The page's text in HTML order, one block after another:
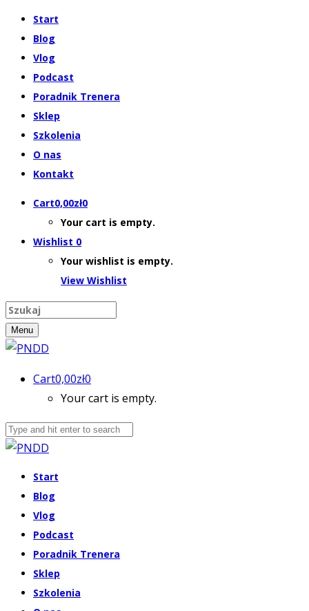
Start
Blog
Vlog
Podcast
Poradnik Trenera
Sklep
Szkolenia
O nas
Kontakt
Cart0,00zł0
Your cart is empty.
Wishlist 0
Your wishlist is empty.
View Wishlist
Menu
Cart0,00zł0
Your cart is empty.
Start
Blog
Vlog
Podcast
Poradnik Trenera
Sklep
Szkolenia